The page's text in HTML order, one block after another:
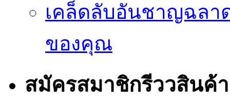
เคล็ดลับอันชาญฉลา
ของคุณ
สมัครสมาชิกรีววสินค้า